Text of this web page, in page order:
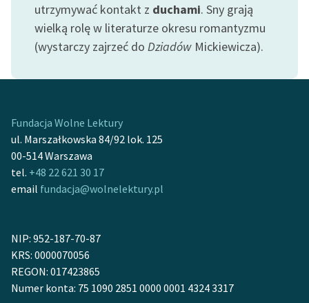
feministycznej
Ręce pełne poezji
twórców przechodzących
Starego Testamentu
Odkurzamy bohaterów
Szkoła Poezji Wolnych
Kontakt
O projekcie
utrzymywać kontakt z duchami. Sny grają
wielką rolę w literaturze okresu romantyzmu
(wystarczy zajrzeć do Dziadów Mickiewicza).
Fundacja Wolne Lektury
ul. Marszałkowska 84/92 lok. 125
00-514 Warszawa
tel. +48 22 621 30 17
email fundacja@wolnelektury.pl
NIP: 952-187-70-87
KRS: 0000070056
REGON: 017423865
Numer konta: 75 1090 2851 0000 0001 4324 3317